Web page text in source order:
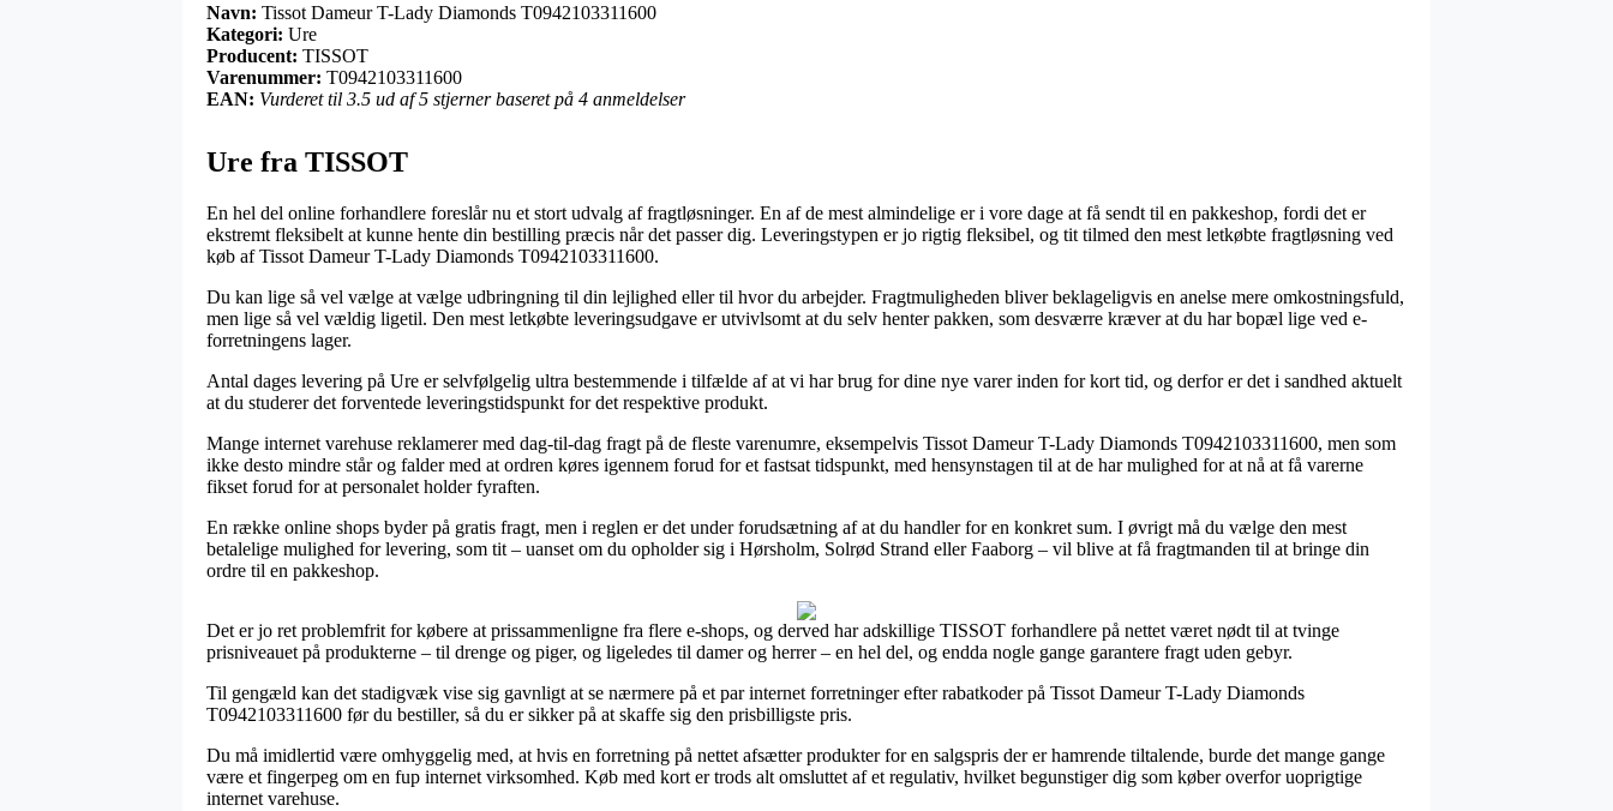
Navn: Tissot Dameur T-Lady Diamonds T0942103311600
Kategori: Ure
Producent: TISSOT
Varenummer: T0942103311600
EAN: Vurderet til 3.5 ud af 5 stjerner baseret på 4 anmeldelser
Ure fra TISSOT
En hel del online forhandlere foreslår nu et stort udvalg af fragtløsninger. En af de mest almindelige er i vore dage at få sendt til en pakkeshop, fordi det er
ekstremt fleksibelt at kunne hente din bestilling præcis når det passer dig. Leveringstypen er jo rigtig fleksibel, og tit tilmed den mest letkøbte fragtløsning ved
køb af Tissot Dameur T-Lady Diamonds T0942103311600.
Du kan lige så vel vælge at vælge udbringning til din lejlighed eller til hvor du arbejder. Fragtmuligheden bliver beklageligvis en anelse mere omkostningsfuld,
men lige så vel vældig ligetil. Den mest letkøbte leveringsudgave er utvivlsomt at du selv henter pakken, som desværre kræver at du har bopæl lige ved e-
forretningens lager.
Antal dages levering på Ure er selvfølgelig ultra bestemmende i tilfælde af at vi har brug for dine nye varer inden for kort tid, og derfor er det i sandhed aktuelt
at du studerer det forventede leveringstidspunkt for det respektive produkt.
Mange internet varehuse reklamerer med dag-til-dag fragt på de fleste varenumre, eksempelvis Tissot Dameur T-Lady Diamonds T0942103311600, men som
ikke desto mindre står og falder med at ordren køres igennem forud for et fastsat tidspunkt, med hensynstagen til at de har mulighed for at nå at få varerne
fikset forud for at personalet holder fyraften.
En række online shops byder på gratis fragt, men i reglen er det under forudsætning af at du handler for en konkret sum. I øvrigt må du vælge den mest
betalelige mulighed for levering, som tit – uanset om du opholder sig i Hørsholm, Solrød Strand eller Faaborg – vil blive at få fragtmanden til at bringe din
ordre til en pakkeshop.
Det er jo ret problemfrit for købere at prissammenligne fra flere e-shops, og derved har adskillige TISSOT forhandlere på nettet været nødt til at tvinge
prisniveauet på produkterne – til drenge og piger, og ligeledes til damer og herrer – en hel del, og endda nogle gange garantere fragt uden gebyr.
Til gengæld kan det stadigvæk vise sig gavnligt at se nærmere på et par internet forretninger efter rabatkoder på Tissot Dameur T-Lady Diamonds
T0942103311600 før du bestiller, så du er sikker på at skaffe sig den prisbilligste pris.
Du må imidlertid være omhyggelig med, at hvis en forretning på nettet afsætter produkter for en salgspris der er hamrende tiltalende, burde det mange gange
være et fingerpeg om en fup internet virksomhed. Køb med kort er trods alt omsluttet af et regulativ, hvilket begunstiger dig som køber overfor uoprigtige
internet varehuse.